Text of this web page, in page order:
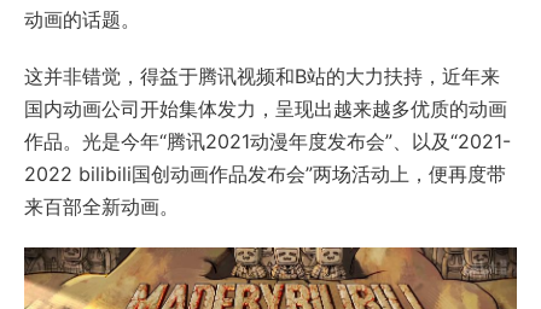
动画的话题。
这并非错觉，得益于腾讯视频和B站的大力扶持，近年来
国内动画公司开始集体发力，呈现出越来越多优质的动画
作品。光是今年“腾讯2021动漫年度发布会”、以及“2021-
2022 bilibili国创动画作品发布会”两场活动上，便再度带
来百部全新动画。